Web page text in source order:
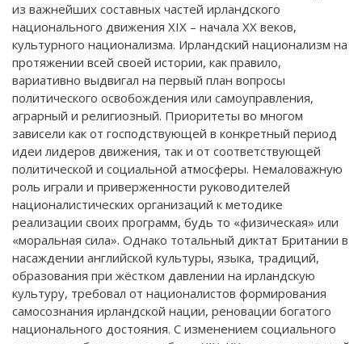
из важнейших составных частей ирландского
национального движения XIX – начала XX веков,
культурного национализма. Ирландский национализм на
протяжении всей своей истории, как правило,
вариативно выдвигал на первый план вопросы
политического освобождения или самоуправления,
аграрный и религиозный. Приоритеты во многом
зависели как от господствующей в конкретный период
идеи лидеров движения, так и от соответствующей
политической и социальной атмосферы. Немаловажную
роль играли и приверженности руководителей
националистических организаций к методике
реализации своих программ, будь то «физическая» или
«моральная сила». Однако тотальный диктат Британии в
насаждении английской культуры, языка, традиций,
образования при жёстком давлении на ирландскую
культуру, требовал от националистов формирования
самосознания ирландской нации, реновации богатого
национального достояния. С изменением социального